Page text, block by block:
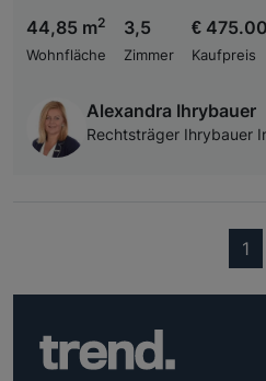
44,85 m2
Wohnfläche
3,5
Zimmer
€
Kaufpreis
Alexandra Ihrybauer
Rechtsträger Ihrybauer
1